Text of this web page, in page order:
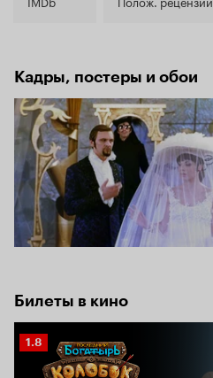
Кадры, постеры и обои
Билеты в кино
Рейтинг
Кинопоиска
1.8